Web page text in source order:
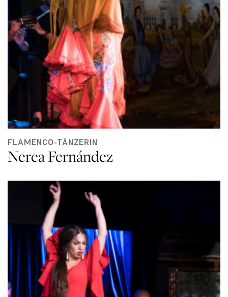
FLAMENCO-TÄNZERIN
Nerea Fernández